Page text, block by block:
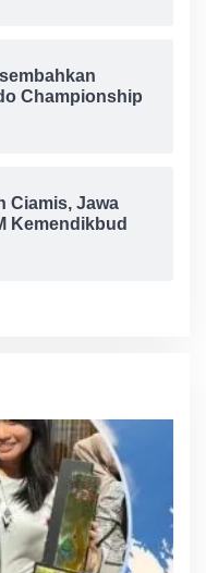
Championship
Ciamis, Jawa
Kemendikbud